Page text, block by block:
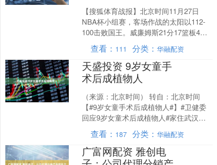
【搜狐体育战报】北京时间11月27日
NBA杯小组赛，客场作战的太阳以112-
100击败国王。威廉姆斯21分17篮板4助
攻，穆雷19分8篮板3助攻。 全场具体比
分....
查看： 111 分类：华融配资
天盛投资 9岁女童手
术后成植物人
（来源：北京时间） 转自：北京时间
【#9岁女童手术后成植物人#】#卫健委
回应9岁女童术后成植物人#家住武汉的
瑞瑞，小时候经常咳嗽、发烧，1岁时在
武汉一家医院检....
查看： 187 分类：华融配资
广富网配资 雅创电